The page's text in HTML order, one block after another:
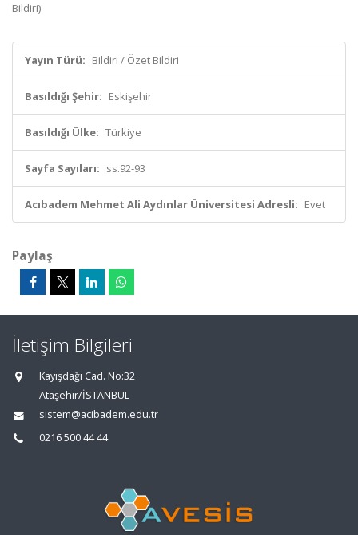
Bildiri)
Yayın Türü: Bildiri / Özet Bildiri
Basıldığı Şehir: Eskişehir
Basıldığı Ülke: Türkiye
Sayfa Sayıları: ss.92-93
Acıbadem Mehmet Ali Aydınlar Üniversitesi Adresli: Evet
Paylaş
İletişim Bilgileri
Kayışdağı Cad. No:32
Ataşehir/İSTANBUL
sistem@acibadem.edu.tr
0216 500 44 44